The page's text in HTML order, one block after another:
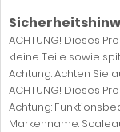
ACHTUNG! Dieses
kleine Teile sowie
Achtung: Achten Sie
ACHTUNG! Dieses
Achtung:
Markenname: